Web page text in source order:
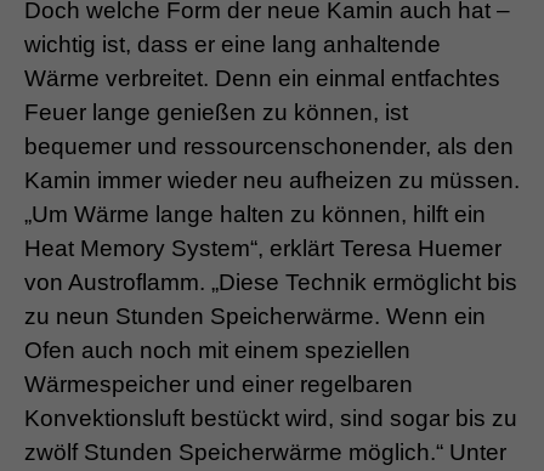
Doch welche Form der neue Kamin auch hat –
wichtig ist, dass er eine lang anhaltende
Wärme verbreitet. Denn ein einmal entfachtes
Feuer lange genießen zu können, ist
bequemer und ressourcenschonender, als den
Kamin immer wieder neu aufheizen zu müssen.
„Um Wärme lange halten zu können, hilft ein
Heat Memory System“, erklärt Teresa Huemer
von Austroflamm. „Diese Technik ermöglicht bis
zu neun Stunden Speicherwärme. Wenn ein
Ofen auch noch mit einem speziellen
Wärmespeicher und einer regelbaren
Konvektionsluft bestückt wird, sind sogar bis zu
zwölf Stunden Speicherwärme möglich.“ Unter